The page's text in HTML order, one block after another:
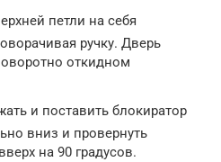
петли на себя
ручку. Дверь
откидном
и поставить блокиратор
вниз и провернуть
на 90 градусов.